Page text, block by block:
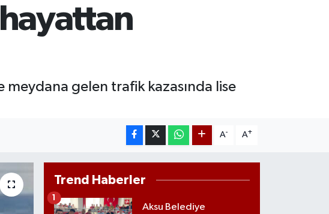
GRAM ALTIN
6518.23
%0.39
BİST100
hayattan
meydana gelen trafik kazasında lise
A- A+
Trend Haberler
Aksu Belediye
1